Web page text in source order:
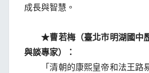
成長與智慧。
★曹若梅（臺北市明湖國中
與談專家）：
「清朝的康熙皇帝和法王路